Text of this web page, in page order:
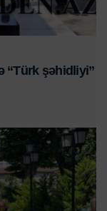
“Türk şəhidliyi”